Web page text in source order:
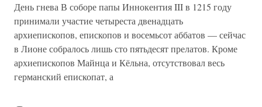
День гнева В соборе папы Иннокентия III в 1215 году
принимали участие четыреста двенадцать
архиепископов, епископов и восемьсот аббатов — сейчас
в Лионе собралось лишь сто пятьдесят прелатов. Кроме
архиепископов Майнца и Кёльна, отсутствовал весь
германский епископат, а